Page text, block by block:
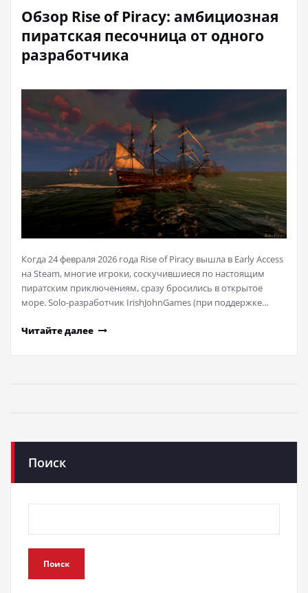
Обзор Rise of Piracy: амбициозная
пиратская песочница от одного
разработчика
Когда 24 февраля 2026 года Rise of Piracy вышла в Early Access
на Steam, многие игроки, соскучившиеся по настоящим
пиратским приключениям, сразу бросились в открытое
море. Solo-разработчик IrishJohnGames (при поддержке…
Читайте далее
Поиск
Поиск